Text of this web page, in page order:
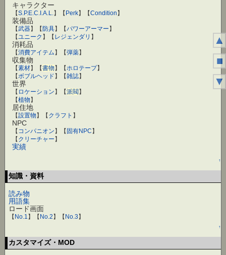
キャラクター
【S.P.E.C.I.A.L.】【Perk】【Condition】
装備品
【武器】【防具】【パワーアーマー】
【ユニーク 】【レジェンダリ 】
消耗品
【消費アイテム】【弾薬】
収集物
【素材】【書物】【ホロテープ】
【ボブルヘッド】【雑誌】
世界
【 ロケーション】【派閥】
【植物】
居住地
【設置物】【クラフト 】
NPC
【コンパニオン】【固有NPC】
【クリーチャー】
実績
↑
知識・資料
読み物
用語集
ロード画面
【 No.1 】【 No.2 】【 No.3 】
↑
カスタマイズ・MOD
▲
■
▼